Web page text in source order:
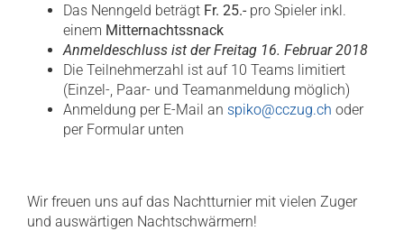
Das Nenngeld beträgt Fr. 25.- pro Spieler inkl.
einem Mitternachtssnack
Anmeldeschluss ist der Freitag 16. Februar 2018
Die Teilnehmerzahl ist auf 10 Teams limitiert
(Einzel-, Paar- und Teamanmeldung möglich)
Anmeldung per E-Mail an spiko@cczug.ch oder
per Formular unten
Wir freuen uns auf das Nachtturnier mit vielen Zuger
und auswärtigen Nachtschwärmern!